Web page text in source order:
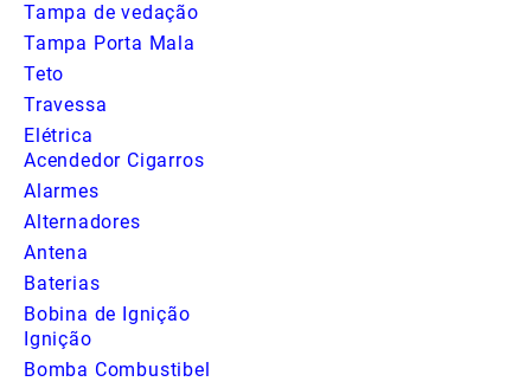
Tampa de vedação
Tampa Porta Mala
Teto
Travessa
Elétrica
Acendedor Cigarros
Alarmes
Alternadores
Antena
Baterias
Bobina de Ignição
Ignição
Bomba Combustibel